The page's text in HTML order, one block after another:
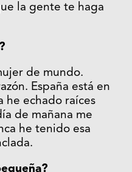
la gente te haga
de mundo.
España está en
he echado raíces
de mañana me
he tenido esa